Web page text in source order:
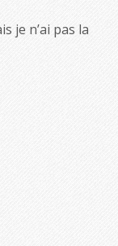
je n’ai pas la